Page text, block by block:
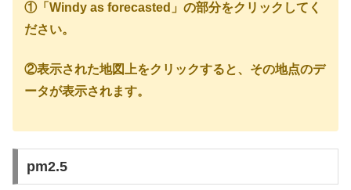
①「Windy as forecasted」の部分をクリックしてく
ださい。
②表示された地図上をクリックすると、その地点のデ
ータが表示されます。
pm2.5